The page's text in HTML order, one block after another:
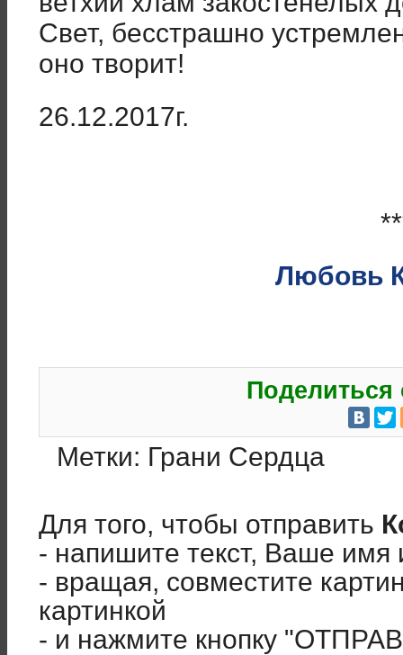
Свет, бесстрашно
оно творит!
26.12.2017г.
Любовь
Поделиться
Метки: Грани Сердца
Для того, чтобы отправить
- напишите текст, Ваше имя
- вращая, совместите
картинкой
- и нажмите кнопку